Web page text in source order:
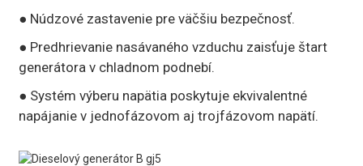
● Núdzové zastavenie pre väčšiu bezpečnosť.
● Predhrievanie nasávaného vzduchu zaisťuje štart
generátora v chladnom podnebí.
● Systém výberu napätia poskytuje ekvivalentné
napájanie v jednofázovom aj trojfázovom napätí.